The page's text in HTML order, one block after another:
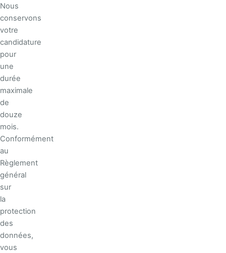
Nous
conservons
votre
candidature
pour
une
durée
maximale
de
douze
mois.
Conformément
au
Règlement
général
sur
la
protection
des
données,
vous